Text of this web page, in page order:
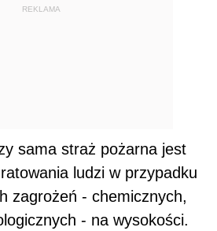
REKLAMA
sama straż pożarna jest
ludzi w przypadku
zagrożeń - chemicznych,
- na wysokości.